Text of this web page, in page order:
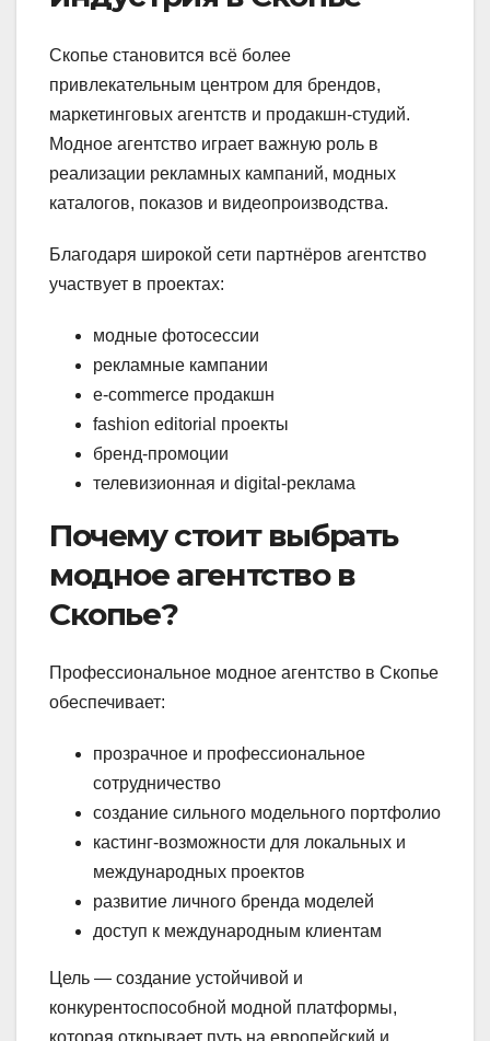
Скопье становится всё более
привлекательным центром для брендов,
маркетинговых агентств и продакшн-студий.
Модное агентство играет важную роль в
реализации рекламных кампаний, модных
каталогов, показов и видеопроизводства.
Благодаря широкой сети партнёров агентство
участвует в проектах:
модные фотосессии
рекламные кампании
e-commerce продакшн
fashion editorial проекты
бренд-промоции
телевизионная и digital-реклама
Почему стоит выбрать
модное агентство в
Скопье?
Профессиональное модное агентство в Скопье
обеспечивает:
прозрачное и профессиональное
сотрудничество
создание сильного модельного портфолио
кастинг-возможности для локальных и
международных проектов
развитие личного бренда моделей
доступ к международным клиентам
Цель — создание устойчивой и
конкурентоспособной модной платформы,
которая открывает путь на европейский и